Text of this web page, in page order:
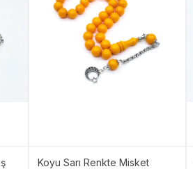
Koyu Sarı Renkte Misket